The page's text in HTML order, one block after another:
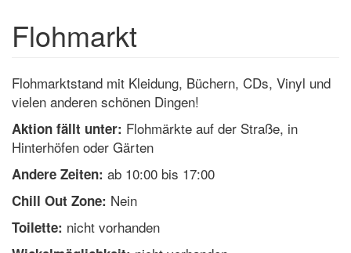
Flohmarkt
Flohmarktstand mit Kleidung, Büchern, CDs, Vinyl und
vielen anderen schönen Dingen!
Aktion fällt unter: Flohmärkte auf der Straße, in
Hinterhöfen oder Gärten
Andere Zeiten: ab 10:00 bis 17:00
Chill Out Zone: Nein
Toilette: nicht vorhanden